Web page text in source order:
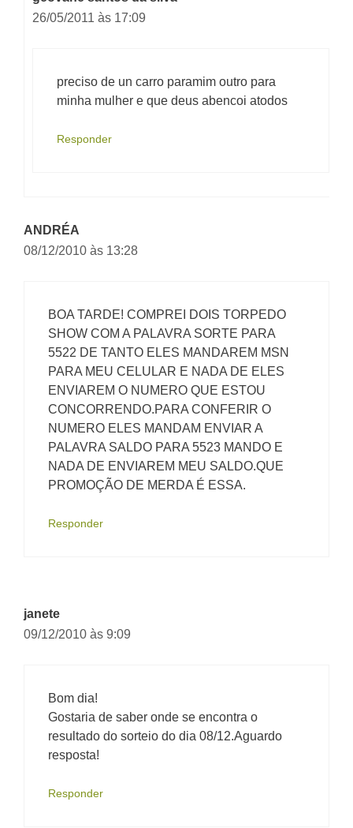
26/05/2011 às 17:09
preciso de un carro paramim outro para
minha mulher e que deus abencoi atodos
Responder
ANDRÉA
08/12/2010 às 13:28
BOA TARDE! COMPREI DOIS TORPEDO
SHOW COM A PALAVRA SORTE PARA
5522 DE TANTO ELES MANDAREM MSN
PARA MEU CELULAR E NADA DE ELES
ENVIAREM O NUMERO QUE ESTOU
CONCORRENDO.PARA CONFERIR O
NUMERO ELES MANDAM ENVIAR A
PALAVRA SALDO PARA 5523 MANDO E
NADA DE ENVIAREM MEU SALDO.QUE
PROMOÇÃO DE MERDA É ESSA.
Responder
janete
09/12/2010 às 9:09
Bom dia!
Gostaria de saber onde se encontra o
resultado do sorteio do dia 08/12.Aguardo
resposta!
Responder